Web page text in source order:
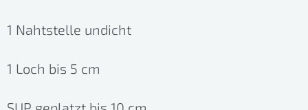
1 Nahtstelle undicht
1 Loch bis 5 cm